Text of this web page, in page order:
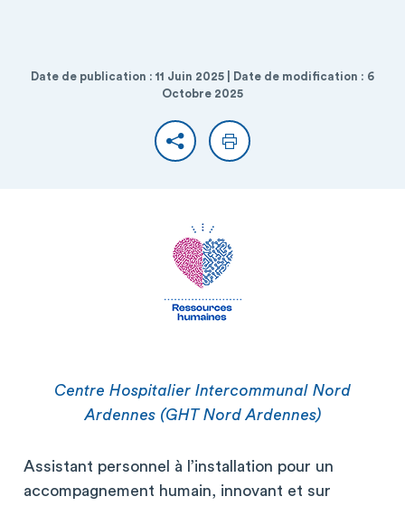
Date de publication : 11 Juin 2025 | Date de modification : 6
Octobre 2025
PartagerImprimer
Centre Hospitalier Intercommunal Nord
Ardennes (GHT Nord Ardennes)
Assistant personnel à l’installation pour un
accompagnement humain, innovant et sur